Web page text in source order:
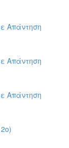
Απάντηση
Απάντηση
Απάντηση